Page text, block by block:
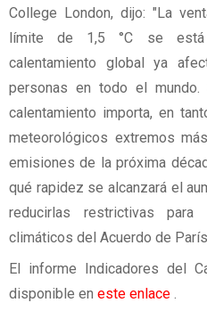
College London, dijo: "La
límite de 1,5 °C se está
calentamiento global ya
personas en todo el mundo.
calentamiento importa, en
meteorológicos extremos
emisiones de la próxima
qué rapidez se alcanzará el
reducirlas restrictivas
climáticos del Acuerdo de
El informe Indicadores del
disponible en este enlace .